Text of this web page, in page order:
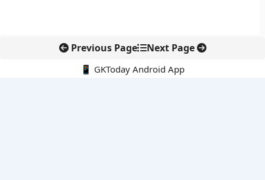
Previous Page Next Page
📱 GKToday Android App